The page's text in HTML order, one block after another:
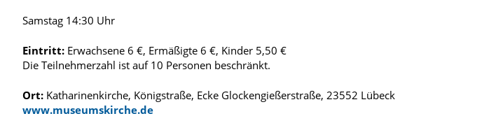
Samstag 14:30 Uhr
Eintritt: Erwachsene 6 €, Ermäßigte 6 €, Kinder 5,50 €
Die Teilnehmerzahl ist auf 10 Personen beschränkt.
Ort: Katharinenkirche, Königstraße, Ecke Glockengießerstraße, 23552 Lübeck
www.museumskirche.de